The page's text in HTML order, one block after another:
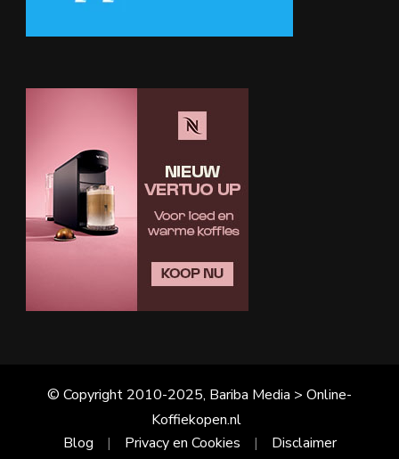
© Copyright 2010-2025, Bariba Media > Online-
Koffiekopen.nl
Blog
Privacy en Cookies Disclaimer